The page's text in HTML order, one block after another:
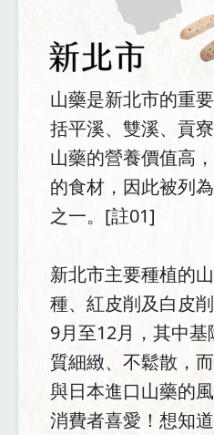
山藥是新北市的重
括平溪、雙溪、貢
山藥的營養價值高
的食材，因此被列
之一。[註01]
新北市主要種植的
種、紅皮削及白皮
9月至12月，其中
質細緻、不鬆散，
與日本進口山藥的
消費者喜愛！想知